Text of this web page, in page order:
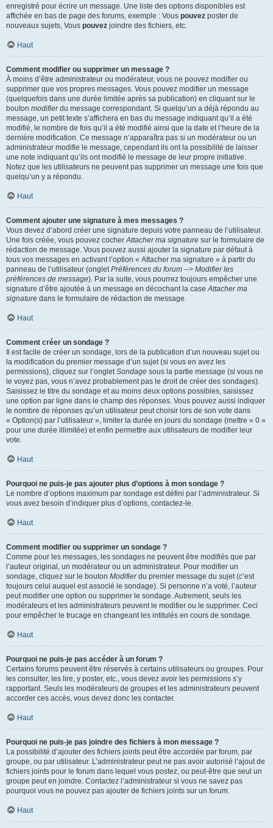
enregistré pour écrire un message. Une liste des options disponibles est
affichée en bas de page des forums, exemple : Vous pouvez poster de
nouveaux sujets, Vous pouvez joindre des fichiers, etc.
Haut
Comment modifier ou supprimer un message ?
À moins d’être administrateur ou modérateur, vous ne pouvez modifier ou
supprimer que vos propres messages. Vous pouvez modifier un message
(quelquefois dans une durée limitée après sa publication) en cliquant sur le
bouton modifierdu message correspondant. Si quelqu’un a déjà répondu au
message, un petit texte s’affichera en bas du message indiquant qu’il a été
modifié, le nombre de fois qu’il a été modifié ainsi que la date et l’heure de la
dernière modification. Ce message n’apparaîtra pas si un modérateur ou un
administrateur modifie le message, cependant ils ont la possibilité de laisser
une note indiquant qu’ils ont modifié le message de leur propre initiative.
Notez que les utilisateurs ne peuvent pas supprimer un message une fois que
quelqu’un y a répondu.
Haut
Comment ajouter une signature à mes messages ?
Vous devez d’abord créer une signature depuis votre panneau de l’utilisateur.
Une fois créée, vous pouvez cocherAttacher ma signature sur le formulaire de
rédaction de message. Vous pouvez aussi ajouter la signature par défaut à
tous vos messages en activant l’option « Attacher ma signature » à partir du
panneau de l’utilisateur (ongletPréférences du forum --> Modifier les
préférences de message). Par la suite, vous pourrez toujours empêcher une
signature d’être ajoutée à un message en décochant la caseAttacher ma
signature dans le formulaire de rédaction de message.
Haut
Comment créer un sondage ?
Il est facile de créer un sondage, lors de la publication d’un nouveau sujet ou
la modification du premier message d’un sujet (si vous en avez les
permissions), cliquez sur l’ongletSondage sous la partie message (si vous ne
le voyez pas, vous n’avez probablement pas le droit de créer des sondages).
Saisissez le titre du sondage et au moins deux options possibles, saisissez
une option par ligne dans le champ des réponses. Vous pouvez aussi indiquer
le nombre de réponses qu’un utilisateur peut choisir lors de son vote dans
« Option(s) par l’utilisateur », limiter la durée en jours du sondage (mettre « 0 »
pour une durée illimitée) et enfin permettre aux utilisateurs de modifier leur
vote.
Haut
Pourquoi ne puis-je pas ajouter plus d’options à mon sondage ?
Le nombre d’options maximum par sondage est défini par l’administrateur. Si
vous avez besoin d’indiquer plus d’options, contactez-le.
Haut
Comment modifier ou supprimer un sondage ?
Comme pour les messages, les sondages ne peuvent être modifiés que par
l’auteur original, un modérateur ou un administrateur. Pour modifier un
sondage, cliquez sur le bouton Modifierdu premier message du sujet (c’est
toujours celui auquel est associé le sondage). Si personne n’a voté, l’auteur
peut modifier une option ou supprimer le sondage. Autrement, seuls les
modérateurs et les administrateurs peuvent le modifier ou le supprimer. Ceci
pour empêcher le trucage en changeant les intitulés en cours de sondage.
Haut
Pourquoi ne puis-je pas accéder à un forum ?
Certains forums peuvent être réservés à certains utilisateurs ou groupes. Pour
les consulter, les lire, y poster, etc., vous devez avoir les permissions s’y
rapportant. Seuls les modérateurs de groupes et les administrateurs peuvent
accorder ces accès, vous devez donc les contacter.
Haut
Pourquoi ne puis-je pas joindre des fichiers à mon message ?
La possibilité d’ajouter des fichiers joints peut être accordée par forum, par
groupe, ou par utilisateur. L’administrateur peut ne pas avoir autorisé l’ajout de
fichiers joints pour le forum dans lequel vous postez, ou peut-être que seul un
groupe peut en joindre. Contactez l’administrateur si vous ne savez pas
pourquoi vous ne pouvez pas ajouter de fichiers joints sur un forum.
Haut